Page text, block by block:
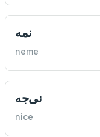
نمه
neme
نی‌جه
nice